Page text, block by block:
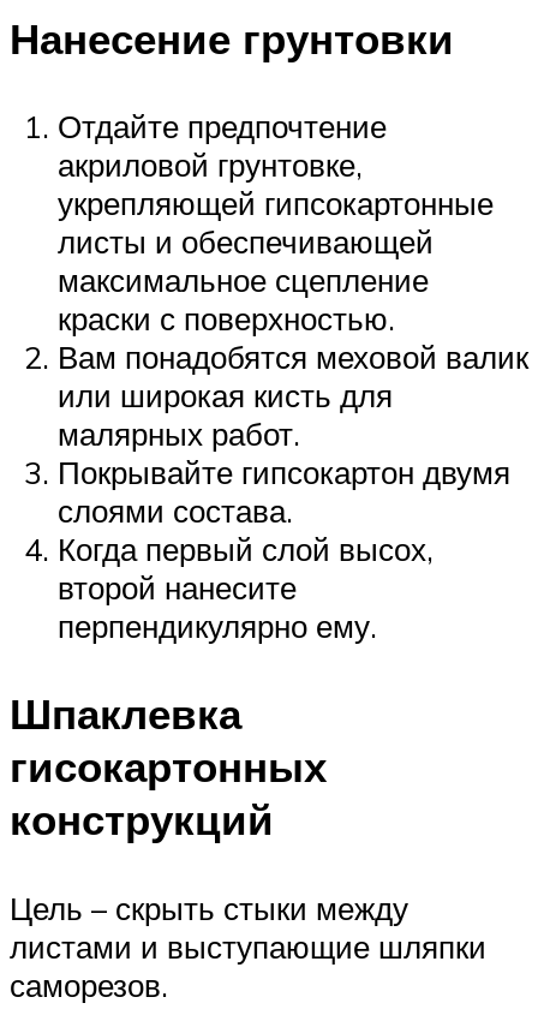
Нанесение грунтовки
Отдайте предпочтение
акриловой грунтовке,
укрепляющей гипсокартонные
листы и обеспечивающей
максимальное сцепление
краски с поверхностью.
Вам понадобятся меховой валик
или широкая кисть для
малярных работ.
Покрывайте гипсокартон двумя
слоями состава.
Когда первый слой высох,
второй нанесите
перпендикулярно ему.
Шпаклевка
гисокартонных
конструкций
Цель – скрыть стыки между
листами и выступающие шляпки
саморезов.